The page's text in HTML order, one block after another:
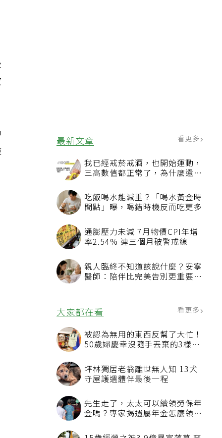
最新文章 看更多
我已經戒菸戒酒，也開始運動，
三高數值都正常了，為什麼還不
吃飯喝水能減重？「喝水黃金時
間點」曝，喝錯時機反而吃更多
通膨壓力未減 7月物價CPI年增
率2.54% 連三個月破警戒線
親人臨終不知道該說什麼？安寧
醫師：陪伴比完美告別更重要，
大家都在看 看更多
被認為無用的東西反幫了大忙！
50歲婦慶幸沒隨手丟棄的3樣物
坪林獨居老翁離世無人知 13犬
守屋護遺體伴最後一程
先生走了，太太可以續領勞保年
金嗎？專家揭遺屬年金怎麼領，